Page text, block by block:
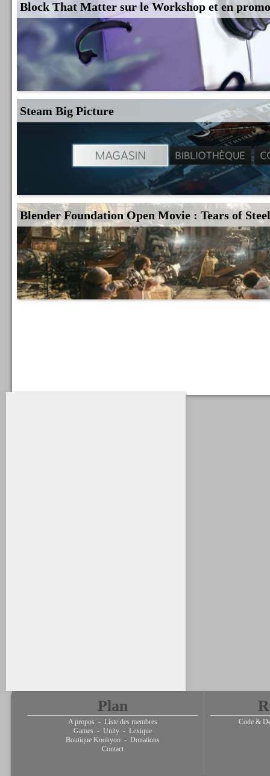
Block That Matter sur le Workshop et en
Steam Big Picture
Blender Foundation Open Movie : Tears of
Plan
A propos - Liste des membres
Games - Unity - Lexique
Boutique Kookyoo - Donations
Contact
Code &